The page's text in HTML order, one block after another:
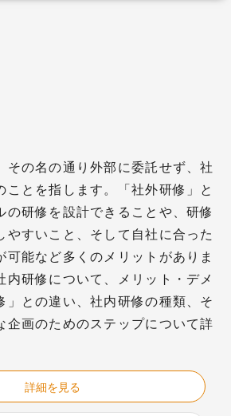
その名の通り外部に委託せず、社
ことを指します。「社外研修」と
の研修を設計できることや、研修
やすいこと、そして自社に合った
可能など多くのメリットがありま
内研修について、メリット・デメ
」との違い、社内研修の種類、そ
企画のためのステップについて詳
詳細を見る